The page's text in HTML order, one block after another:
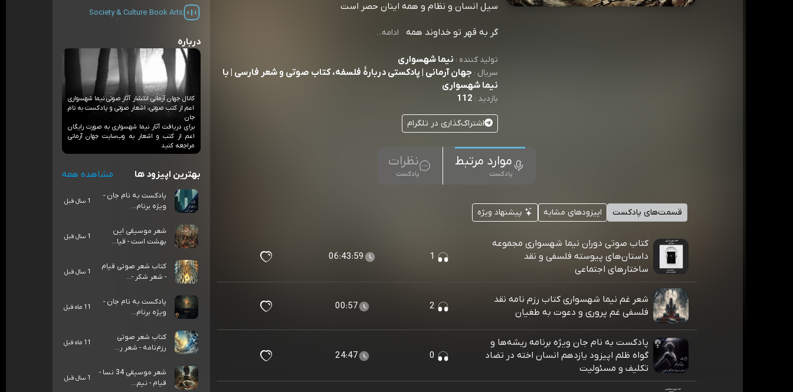
سیل انسان و نظام و همه اینان حصر است
گر به قهر تو خداوند همه ادامه...
تولید کننده : نیما شهسواری
سریال : جهان آرمانی | پادکستی دربارۀ فلسفه، کتاب صوتی و شعر فارسی | با
نیما شهسواری
بازدید : 112
اشتراک‌گذاری در تلگرام
موارد مرتبط
پادکست
نظرات
پادکست
قسمت‌های پادکست اپیزودهای مشابه پیشنهاد ویژه
کتاب صوتی دوران نیما شهسواری مجموعه
داستان‌های پیوسته فلسفی و نقد
ساختارهای اجتماعی
06:43:59
شعر غم نیما شهسواری کتاب رزم نامه نقد
فلسفی غم پروری و دعوت به طغیان
00:57
پادکست به نام جان ویژه برنامه ریشه‌ها و
گواه ظلم اپیزود یازدهم انسان اخته در تضاد
تکلیف و مسئولیت
24:47
Arts
Book
Society & Culture
درباره
کانال جهان آرمانی انتشار آثار صوتی نیما شهسواری
اعم از کتب صوتی، اشعار صوتی و پادکست به نام
جان
برای دریافت آثار نیما شهسواری به صورت رایگان
اعم از کتب و اشعار به وب‌سایت جهان آرمانی
مراجعه کنید
بهترین اپیزود ها مشاهده همه
پادکست به نام جان -
ویژه برنام...
1 سال قبل
شعر موسیقی این
بهشت است - قیا...
1 سال قبل
کتاب شعر صوتی قیام
- شعر شکر -...
1 سال قبل
پادکست به نام جان -
ویژه برنام...
11 ماه قبل
کتاب شعر صوتی
رزم‌نامه - شعر ر...
11 ماه قبل
شعر موسیقی 34 نسا -
قیام - نیم...
1 سال قبل